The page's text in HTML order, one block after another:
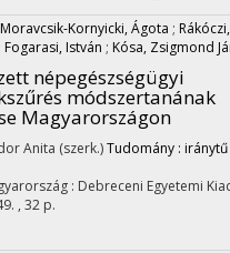
Moravcsik-Kornyicki, Ágota ;
Fogarasi, István ; Kósa, Zsigmond
népegészségügyi
módszertanának
Magyarországon
Anita (szerk.)Tudomány :
: Debreceni Egyetemi
, 32 p.